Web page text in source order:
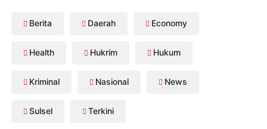
Berita Daerah Economy
Health Hukrim Hukum
Kriminal Nasional News
Sulsel Terkini